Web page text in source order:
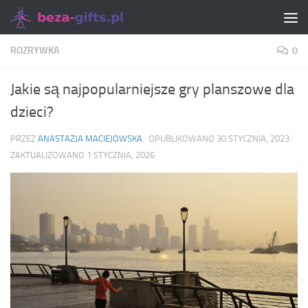
Skip to content
ROZRYWKA 0
Jakie są najpopularniejsze gry planszowe dla
dzieci?
PRZEZ ANASTAZJA MACIEJOWSKA · OPUBLIKOWANO 30 STYCZNIA, 2023 ·
ZAKTUALIZOWANO 1 STYCZNIA, 2026